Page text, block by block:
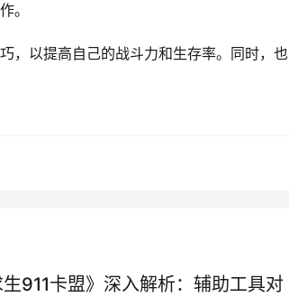
。
，以提高自己的战斗力和生存率。同时，也
911卡盟》深入解析：辅助工具对